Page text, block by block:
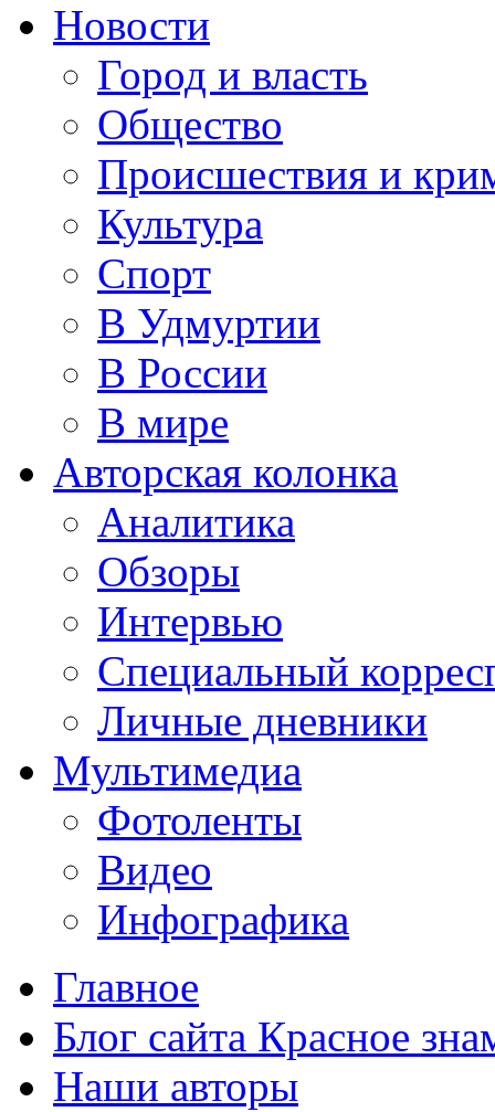
Новости
Город и власть
Общество
Происшествия и
Культура
Спорт
В Удмуртии
В России
В мире
Авторская колонка
Аналитика
Обзоры
Интервью
Специальный
Личные дневники
Мультимедиа
Фотоленты
Видео
Инфографика
Главное
Блог сайта Красное
Наши авторы